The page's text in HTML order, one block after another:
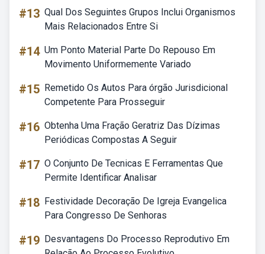
#13 Qual Dos Seguintes Grupos Inclui Organismos
Mais Relacionados Entre Si
#14 Um Ponto Material Parte Do Repouso Em
Movimento Uniformemente Variado
#15 Remetido Os Autos Para órgão Jurisdicional
Competente Para Prosseguir
#16 Obtenha Uma Fração Geratriz Das Dízimas
Periódicas Compostas A Seguir
#17 O Conjunto De Tecnicas E Ferramentas Que
Permite Identificar Analisar
#18 Festividade Decoração De Igreja Evangelica
Para Congresso De Senhoras
#19 Desvantagens Do Processo Reprodutivo Em